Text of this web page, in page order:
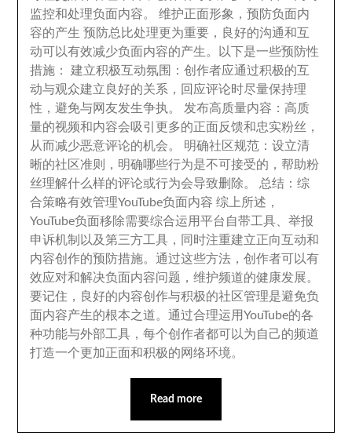
监控和处理负面内容。维护正面形象 ，预防负面内
容的产生 预防总比处理更为重要 ，
良好的沟通和互
动可以有效减少负面内容的产生。
以下是一些预防性
措施 ： 建立积极互动氛围 ：创作者应通过积极的互
动与观众建立良好的关系 ，
回应评论时尽量保持理
性 ，避免与网友发生争执 。 发布高质量内容 ： 高质
量的视频和内容会吸引更多的正面反馈和忠实粉丝 ，
从而减少恶意评论的机会。 明确社区规范 ：设立清
晰的社区准则
， 明确哪些行为是不可接受的 ，帮助粉
丝理解什么样的评论或行为会导致删除。 总结 ：综
合策略有效管理YouTube负面内容 综上所述 ，
YouTube负面移除需要综合运用平台自带工具 、举报
申诉机制以及第三方工具 ，
同时注重建立正向互动和
内容创作的预防措施。通过这些方法 ，创作者可以有
效应对和解决负面内容问题 ，维护频道的健康发展。
要记住 ，
良好的内容创作与积极的社区管理是避免负
面内容产生的根本之道。通过合理运用YouTube的各
种功能与外部工具 ，每个创作者都可以为自己的频道
打造一个更加正面和积极的网络环境。
Read more